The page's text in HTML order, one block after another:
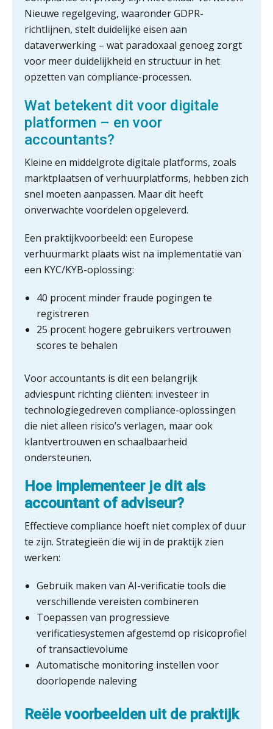
Nieuwe regelgeving, waaronder GDPR-
richtlijnen, stelt duidelijke eisen aan
dataverwerking – wat paradoxaal genoeg zorgt
voor meer duidelijkheid en structuur in het
opzetten van compliance-processen.
Wat betekent dit voor digitale
platformen – en voor
accountants?
Kleine en middelgrote digitale platforms, zoals
marktplaatsen of verhuurplatforms, hebben zich
snel moeten aanpassen. Maar dit heeft
onverwachte voordelen opgeleverd.
Een praktijkvoorbeeld: een Europese
verhuurmarkt plaats wist na implementatie van
een KYC/KYB-oplossing:
40 procent minder fraude pogingen te
registreren
25 procent hogere gebruikers vertrouwen
scores te behalen
Voor accountants is dit een belangrijk
adviespunt richting cliënten: investeer in
technologiegedreven compliance-oplossingen
die niet alleen risico’s verlagen, maar ook
klantvertrouwen en schaalbaarheid
ondersteunen.
Hoe implementeer je dit als
accountant of adviseur?
Effectieve compliance hoeft niet complex of duur
te zijn. Strategieën die wij in de praktijk zien
werken:
Gebruik maken van AI-verificatie tools die
verschillende vereisten combineren
Toepassen van progressieve
verificatiesystemen afgestemd op risicoprofiel
of transactievolume
Automatische monitoring instellen voor
doorlopende naleving
Reële voorbeelden uit de praktijk
voor toekomstbestendigheid”
ICT & AI | Waarom inzicht nog geen
advies is
ICT & AI | De accountant als
rekenwonder
Dashboard voor
administratiekantoren: al je klanten in
één overzicht
capaciteitsplanning
Yousri Mandour: “Verandering begint
Waarom het huidige verdienmodel
van accountants verleden tijd is
‘De accountant is essentieel voor
ondernemers in het mkb’
Waarom een VOF-contract net zo
belangrijk is als het zakelijk plan zelf
Waarom jouw klant sneller
mail
iXBRL controleren: wanneer moet
Het herbeleggen van de
vastgoedbeleggingsfonds?
Je helpt klanten met hun
administratie — maar hoe zit het met
Ketenmachtigingen centraal beheren:
zo werkt u slimmer met eHerkenning
de autonome AI-boekhouder